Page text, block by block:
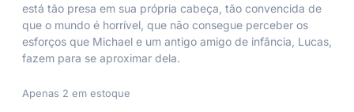
está tão presa em sua própria cabeça, tão convencida de
que o mundo é horrível, que não consegue perceber os
esforços que Michael e um antigo amigo de infância, Lucas,
fazem para se aproximar dela.
Apenas 2 em estoque